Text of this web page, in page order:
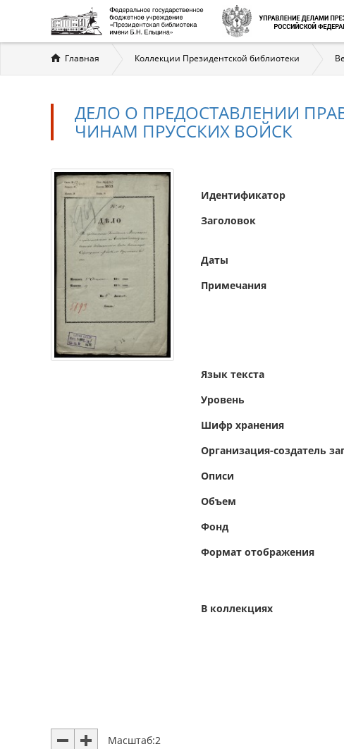
Вы
здесь
Главная Коллекции Президентской библиотеки
ДЕЛО О ПРЕДОСТАВЛЕНИИ
ЧИНАМ ПРУССКИХ ВОЙСК
Идентификатор
Заголовок
Даты
Примечания
Язык текста
Уровень
Шифр хранения
Организация-создатель
Описи
Объем
Фонд
Формат отображения
В коллекциях
Масштаб:2